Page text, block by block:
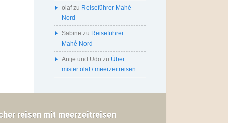
olafzu Reiseführer Mahé
Nord
Sabine zu Reiseführer
Mahé Nord
Antje und Udo zu Über
mister olaf / meerzeitreisen
reisen mit meerzeitreisen